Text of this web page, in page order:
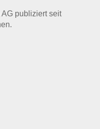
publiziert seit